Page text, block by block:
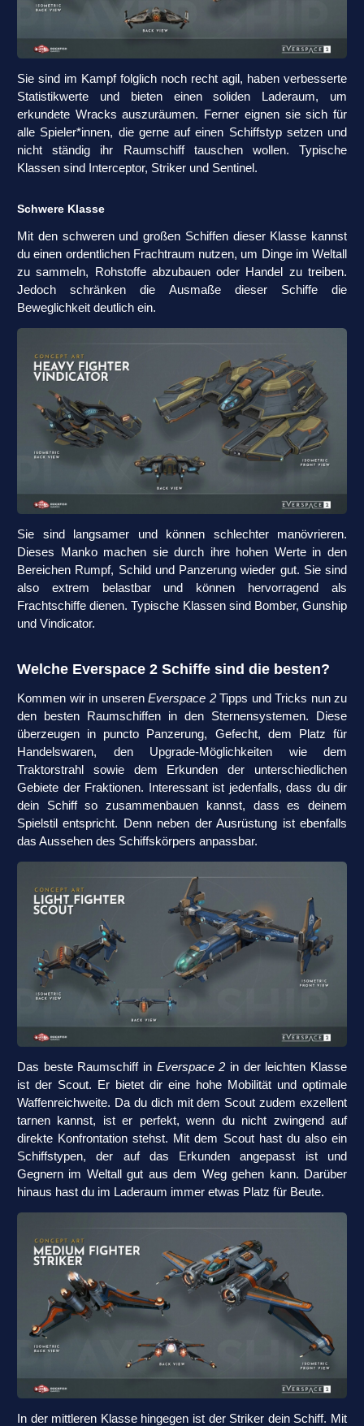
Sie sind im Kampf folglich noch recht agil, haben verbesserte
Statistikwerte und bieten einen soliden Laderaum, um
erkundete Wracks auszuräumen. Ferner eignen sie sich für
alle Spieler*innen, die gerne auf einen Schiffstyp setzen und
nicht ständig ihr Raumschiff tauschen wollen. Typische
Klassen sind Interceptor, Striker und Sentinel.
Schwere Klasse
Mit den schweren und großen Schiffen dieser Klasse kannst
du einen ordentlichen Frachtraum nutzen, um Dinge im Weltall
zu sammeln, Rohstoffe abzubauen oder Handel zu treiben.
Jedoch schränken die Ausmaße dieser Schiffe die
Beweglichkeit deutlich ein.
Sie sind langsamer und können schlechter manövrieren.
Dieses Manko machen sie durch ihre hohen Werte in den
Bereichen Rumpf, Schild und Panzerung wieder gut. Sie sind
also extrem belastbar und können hervorragend als
Frachtschiffe dienen. Typische Klassen sind Bomber, Gunship
und Vindicator.
Welche Everspace 2 Schiffe sind die besten?
Kommen wir in unseren Everspace 2Tipps und Tricks nun zu
den besten Raumschiffen in den Sternensystemen. Diese
überzeugen in puncto Panzerung, Gefecht, dem Platz für
Handelswaren, den Upgrade-Möglichkeiten wie dem
Traktorstrahl sowie dem Erkunden der unterschiedlichen
Gebiete der Fraktionen. Interessant ist jedenfalls, dass du dir
dein Schiff so zusammenbauen kannst, dass es deinem
Spielstil entspricht. Denn neben der Ausrüstung ist ebenfalls
das Aussehen des Schiffskörpers anpassbar.
Das beste Raumschiff in Everspace 2 in der leichten Klasse
ist der Scout. Er bietet dir eine hohe Mobilität und optimale
Waffenreichweite. Da du dich mit dem Scout zudem exzellent
tarnen kannst, ist er perfekt, wenn du nicht zwingend auf
direkte Konfrontation stehst. Mit dem Scout hast du also ein
Schiffstypen, der auf das Erkunden angepasst ist und
Gegnern im Weltall gut aus dem Weg gehen kann. Darüber
hinaus hast du im Laderaum immer etwas Platz für Beute.
In der mittleren Klasse hingegen ist der Striker dein Schiff. Mit